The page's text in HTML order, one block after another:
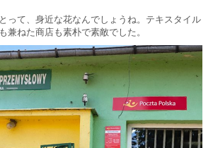
って、身近な花なんでしょうね。テキスタイル
兼ねた商店も素朴で素敵でした。